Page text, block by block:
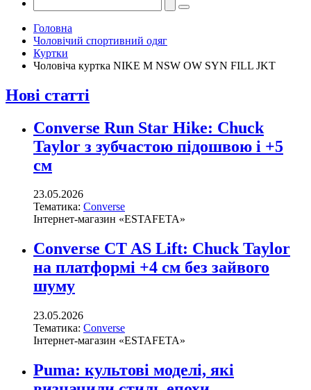
Головна
Чоловічий спортивний одяг
Куртки
Чоловіча куртка NIKE M NSW OW SYN FILL JKT
Нові статті
Converse Run Star Hike: Chuck
Taylor з зубчастою підошвою і +5
см
23.05.2026
Тематика: Converse
Інтернет-магазин «ESTAFETA»
Converse CT AS Lift: Chuck Taylor
на платформі +4 см без зайвого
шуму
23.05.2026
Тематика: Converse
Інтернет-магазин «ESTAFETA»
Puma: культові моделі, які